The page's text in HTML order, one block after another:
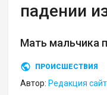
падении
Мать мальчика
ПРОИСШЕСТВИЯ
Автор: Редакция